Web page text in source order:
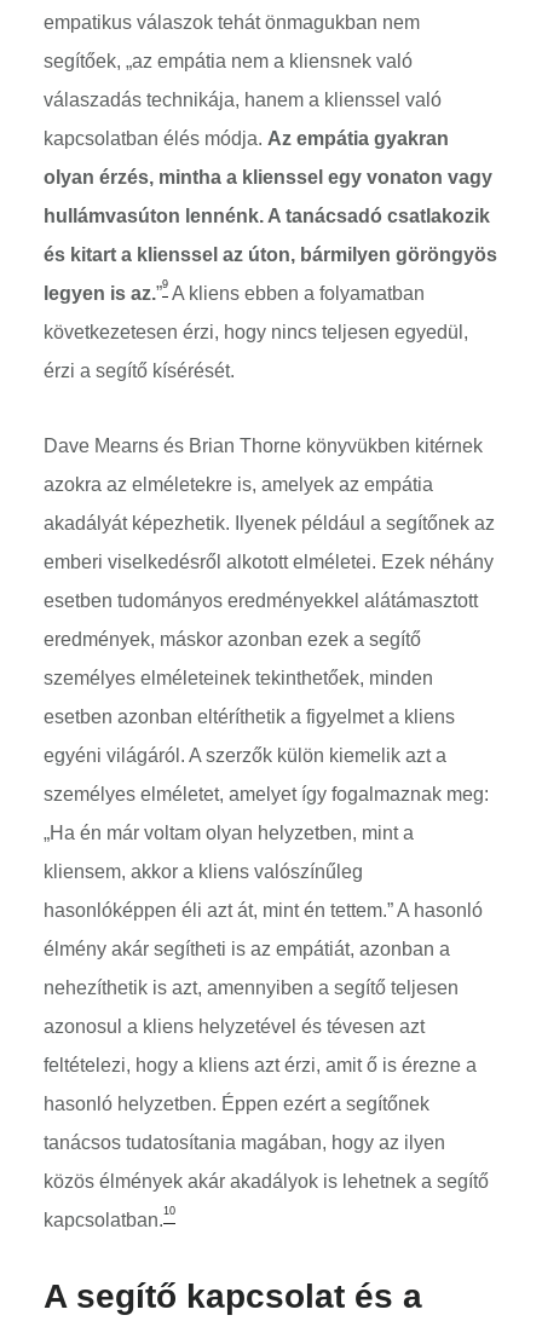
empatikus válaszok tehát önmagukban nem
segítőek, „az empátia nem a kliensnek való
válaszadás technikája, hanem a klienssel való
kapcsolatban élés módja. Az empátia gyakran
olyan érzés, mintha a klienssel egy vonaton vagy
hullámvasúton lennénk. A tanácsadó csatlakozik
és kitart a klienssel az úton, bármilyen göröngyös
legyen is az.”9A kliens ebben a folyamatban
következetesen érzi, hogy nincs teljesen egyedül,
érzi a segítő kísérését.
Dave Mearns és Brian Thorne könyvükben kitérnek
azokra az elméletekre is, amelyek az empátia
akadályát képezhetik. Ilyenek például a segítőnek az
emberi viselkedésről alkotott elméletei. Ezek néhány
esetben tudományos eredményekkel alátámasztott
eredmények, máskor azonban ezek a segítő
személyes elméleteinek tekinthetőek, minden
esetben azonban eltéríthetik a figyelmet a kliens
egyéni világáról. A szerzők külön kiemelik azt a
személyes elméletet, amelyet így fogalmaznak meg:
„Ha én már voltam olyan helyzetben, mint a
kliensem, akkor a kliens valószínűleg
hasonlóképpen éli azt át, mint én tettem.” A hasonló
élmény akár segítheti is az empátiát, azonban a
nehezíthetik is azt, amennyiben a segítő teljesen
azonosul a kliens helyzetével és tévesen azt
feltételezi, hogy a kliens azt érzi, amit ő is érezne a
hasonló helyzetben. Éppen ezért a segítőnek
tanácsos tudatosítania magában, hogy az ilyen
közös élmények akár akadályok is lehetnek a segítő
kapcsolatban. 10
A segítő kapcsolat és a